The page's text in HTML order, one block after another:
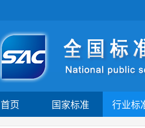
首页 国家标准 行业标